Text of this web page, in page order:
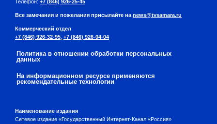
Телефон: +7 (846) 926-25-45
Все замечания и пожелания присылайте на news@tvsamara.ru
Коммерческий отдел
+7 (846) 926-32-95, +7 (846) 926-04-04
Политика в отношении обработки персональных
данных
На информационном ресурсе применяются
рекомендательные технологии
Наименование издания
Сетевое издание «Государственный Интернет-Канал «Россия»